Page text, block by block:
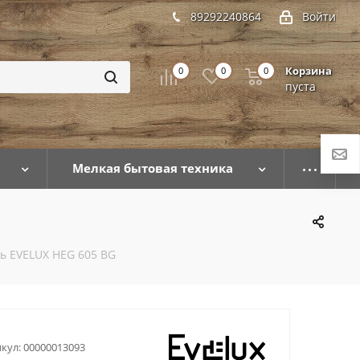
Войти
89292240864
0 0 Корзина
пуста
0
Мелкая бытовая техника
HEG 605 BG
00000013093